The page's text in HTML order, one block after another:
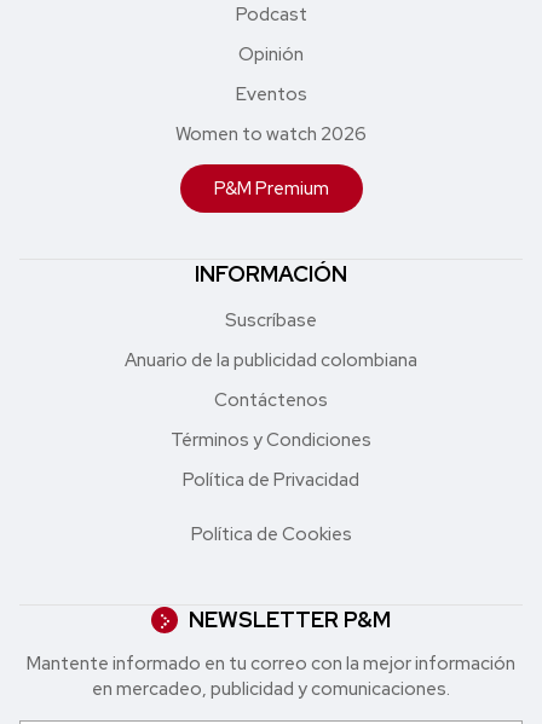
Podcast
Opinión
Eventos
Women to watch 2026
P&M Premium
INFORMACIÓN
Suscríbase
Anuario de la publicidad colombiana
Contáctenos
Términos y Condiciones
Política de Privacidad
Política de Cookies
NEWSLETTER P&M
Mantente informado en tu correo con la mejor in formación
en mercadeo, publicidad y comunicaciones.